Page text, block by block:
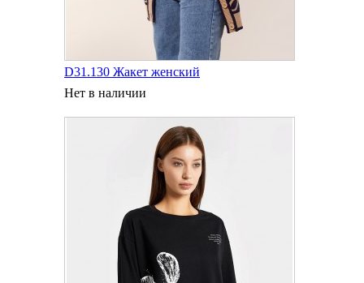
D31.130 Жакет женский
Нет в наличии